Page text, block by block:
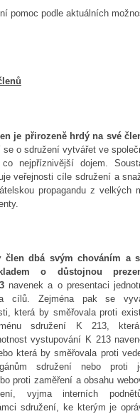
pomoc podle aktuálních
je přirozeně hrdý na své
se o sdružení vytvářet ve
nejpříznivější dojem.
veřejnosti cíle sdružení a
propagandu z velkých
člen dbá svým chováním a
o důstojnou
navenek a o presentaci
cílů. Zejména pak se
která by směřovala proti
sdružení K 213,
vystupování K 213
která by směřovala proti
sdružení nebo proti
proti zaměření a obsahu
vyjma interních
sdružení, ke kterým je